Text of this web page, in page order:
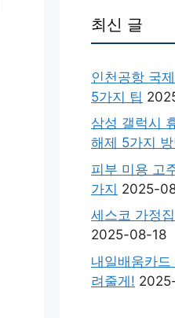
최신 글
인천공항 국
5가지 팁
삼성 갤럭시
해제 5가지 방
피부 미용 고
가지 2025-
세스코 가정
2025-08-18
내일배움카
려줄게!